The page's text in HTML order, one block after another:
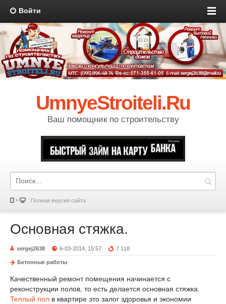
Войти
UmnyeStroiteli.Ru
Ваш помощник по строительству
Полная версия сайта
Основная стяжка.
sergej2638 6-03-2014, 15:57 7 118
Бетонные работы
Качественный ремонт помещения начинается с
реконструкции полов, то есть делается основная стяжка.
Теплый пол в квартире это залог здоровья и экономии